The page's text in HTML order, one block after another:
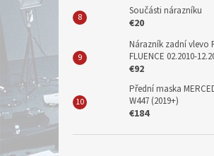
Součásti nárazníku
€20
Nárazník zadní vlevo
FLUENCE 02.2010-
€92
Přední maska
W447 (2019+)
€184